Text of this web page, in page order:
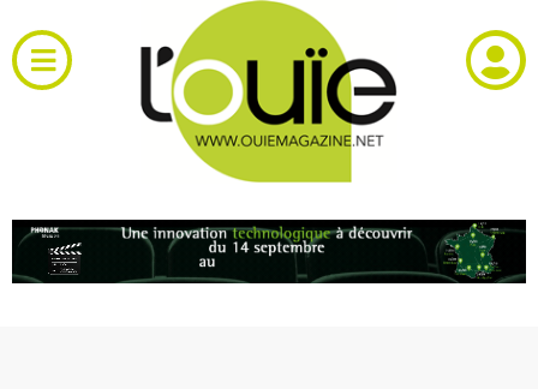
au
contenu
Toggle
Navigation
RH et emploi